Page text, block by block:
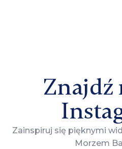
Znajdź
Zainspiruj się pięknymi
Morzem